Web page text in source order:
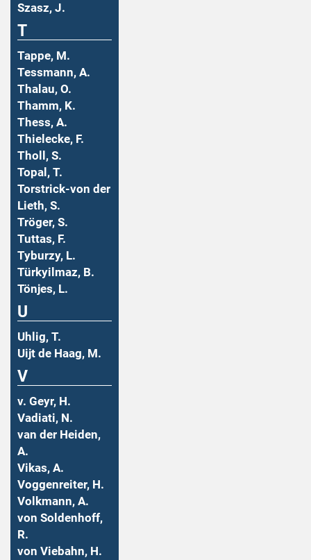
Szasz, J.
T
Tappe, M.
Tessmann, A.
Thalau, O.
Thamm, K.
Thess, A.
Thielecke, F.
Tholl, S.
Topal, T.
Torstrick-von der
Lieth, S.
Tröger, S.
Tuttas, F.
Tyburzy, L.
Türkyilmaz, B.
Tönjes, L.
U
Uhlig, T.
Uijt de Haag, M.
V
v. Geyr, H.
Vadiati, N.
van der Heiden,
A.
Vikas, A.
Voggenreiter, H.
Volkmann, A.
von Soldenhoff,
R.
von Viebahn, H.